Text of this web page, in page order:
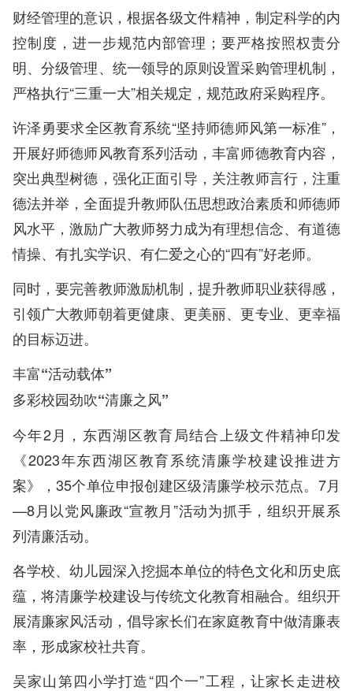
财经管理的意识，根据各级文件精神，制定科学的内
控制度，进一步规范内部管理；要严格按照权责分
明、分级管理、统一领导的原则设置采购管理机制，
严格执行“三重一大”相关规定，规范政府采购程序。
许泽勇要求全区教育系统“坚持师德师风第一标准”，
开展好师德师风教育系列活动，丰富师德教育内容，
突出典型树德，强化正面引导，关注教师言行，注重
德法并举，全面提升教师队伍思想政治素质和师德师
风水平，激励广大教师努力成为有理想信念、有道德
情操、有扎实学识、有仁爱之心的“四有”好老师。
同时，要完善教师激励机制，提升教师职业获得感，
引领广大教师朝着更健康、更美丽、更专业、更幸福
的目标迈进。
丰富“活动载体”
多彩校园劲吹“清廉之风”
今年2月，东西湖区教育局结合上级文件精神印发
《2023年东西湖区教育系统清廉学校建设推进方
案》，35个单位申报创建区级清廉学校示范点。7月
—8月以党风廉政“宣教月”活动为抓手，组织开展系
列清廉活动。
各学校、幼儿园深入挖掘本单位的特色文化和历史底
蕴，将清廉学校建设与传统文化教育相融合。组织开
展清廉家风活动，倡导家长们在家庭教育中做清廉表
率，形成家校社共育。
吴家山第四小学打造“四个一”工程，让家长走进校